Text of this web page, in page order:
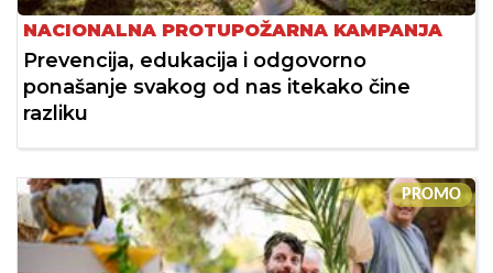
NACIONALNA PROTUPOŽARNA KAMPANJA
Prevencija, edukacija i odgovorno
ponašanje svakog od nas itekako čine
razliku
PROMO